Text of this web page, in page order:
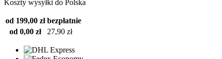
Koszty wysyłki do Polska
od 199,00 zł bezpłatnie
od 0,00 zł
27,90 zł